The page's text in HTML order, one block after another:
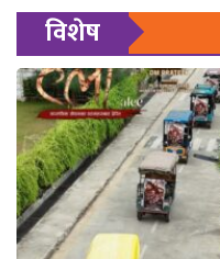
विशेष